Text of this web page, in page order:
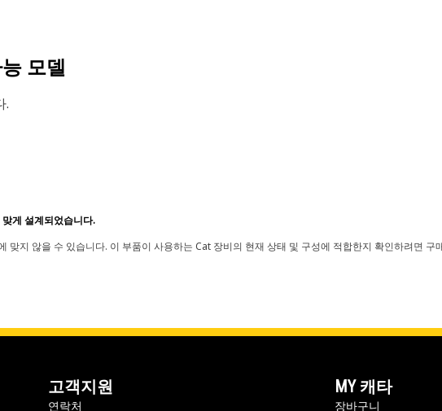
모델
.
게 설계되었습니다.
맞지 않을 수 있습니다. 이 부품이 사용하는 Cat 장비의 현재 상태 및 구성에 적합한지 확인하려면
고객지원
연락처
MY 캐타
장바구니